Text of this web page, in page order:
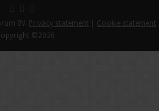
BV. Privacy statement
Cookie statement
©2026